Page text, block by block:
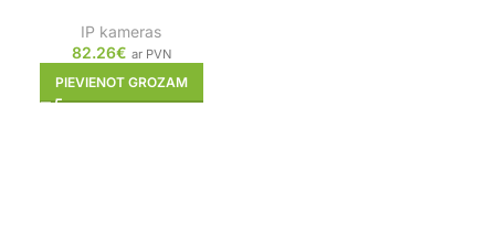
IP kameras
82.26€ ar PVN
PIEVIENOT GROZAM